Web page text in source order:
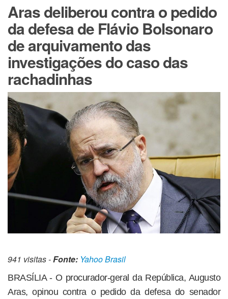
Aras deliberou contra o pedido
da defesa de Flávio Bolsonaro
de arquivamento das
investigações do caso das
rachadinhas
941 visitas -Fonte: Yahoo Brasil
BRASÍLIA - O procurador-geral da República, Augusto
Aras, opinou contra o pedido da defesa do senador